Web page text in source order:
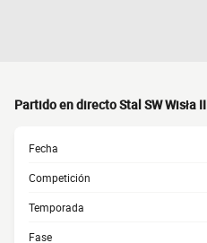
Partido en directo Stal SW Wisła II
Fecha
Competición
Temporada
Fase